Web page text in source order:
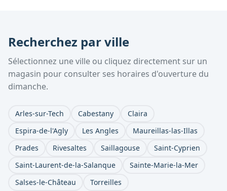
Recherchez par ville
Sélectionnez une ville ou cliquez directement sur un
magasin pour consulter ses horaires d'ouverture du
dimanche.
Arles-sur-Tech Cabestany
Claira
Espira-de-l'Agly
Les Angles
Maureillas-las-Illas
Prades
Rivesaltes Saillagouse
Saint-Cyprien
Saint-Laurent-de-la-Salanque
Sainte-Marie-la-Mer
Salses-le-Château
Torreilles